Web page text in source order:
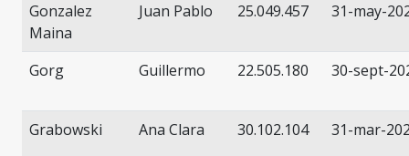
Gonzalez
Maina
Juan Pablo 25.049.457 31-may-
Gorg Guillermo 22.505.180 30-sept-
Grabowski Ana Clara 30.102.104 31-mar-